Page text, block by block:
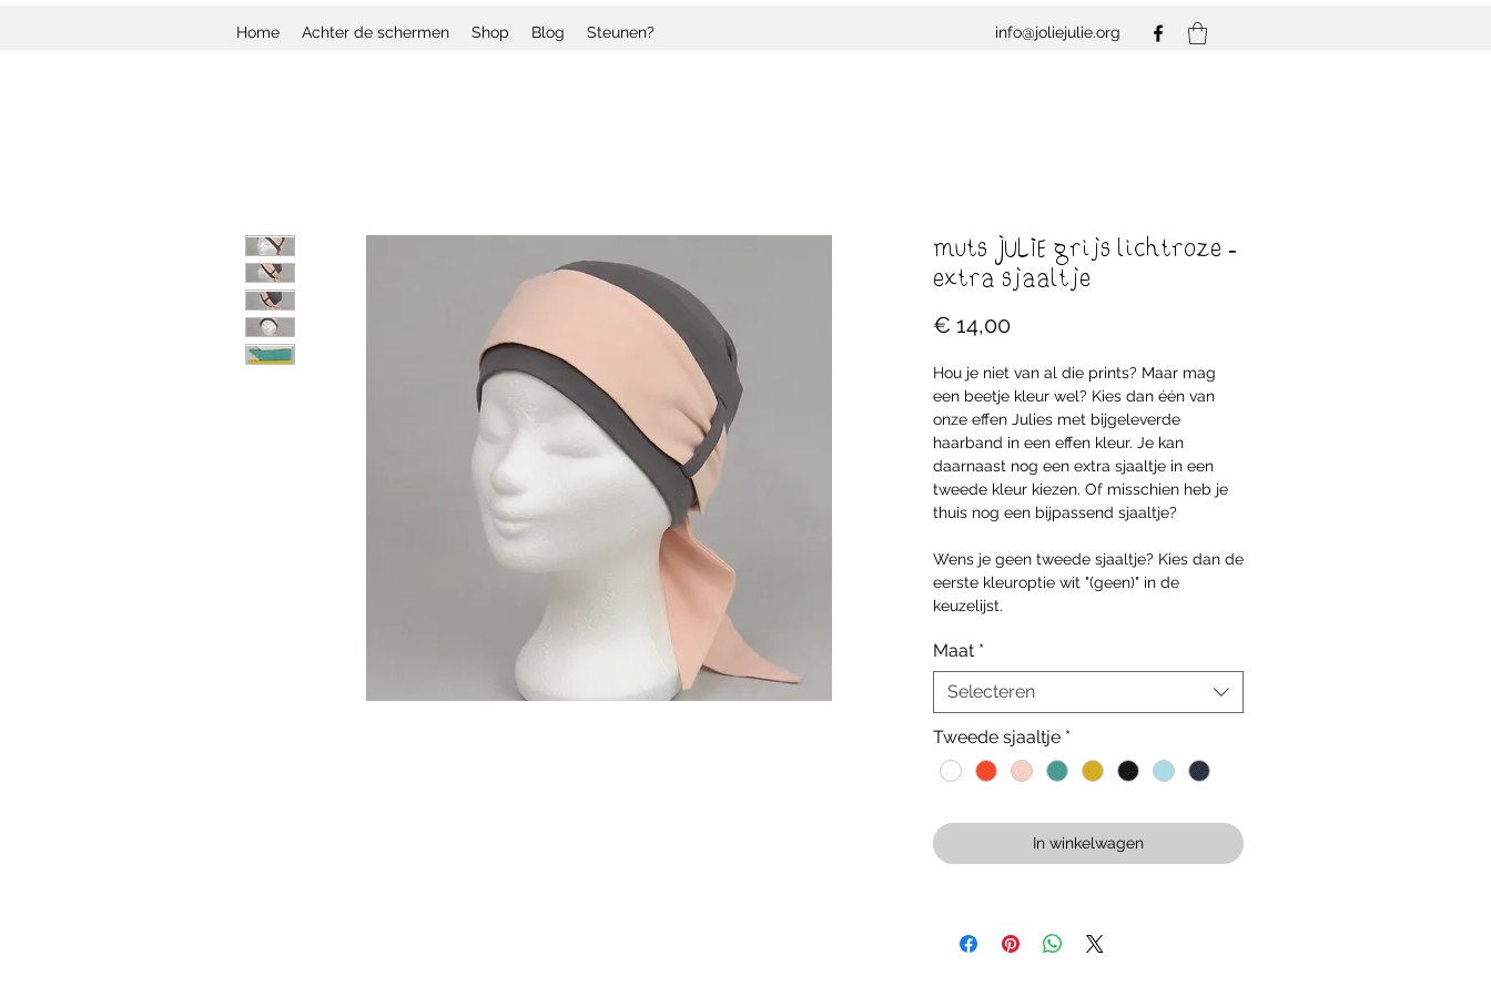
Home Achter de schermen Shop Blog Steunen? info@joliejulie.org
muts JULIE grijs lichtroze -
extra sjaaltje
€ 14,00Prijs
Hou je niet van al die prints? Maar mag
een beetje kleur wel? Kies dan één van
onze effen Julies met bijgeleverde
haarband in een effen kleur. Je kan
daarnaast nog een extra sjaaltje in een
tweede kleur kiezen. Of misschien heb je
thuis nog een bijpassend sjaaltje?
Wens je geen tweede sjaaltje? Kies dan de
eerste kleuroptie wit "(geen)" in de
keuzelijst.
Maat *
Selecteren
Tweede sjaaltje *
In winkelwagen